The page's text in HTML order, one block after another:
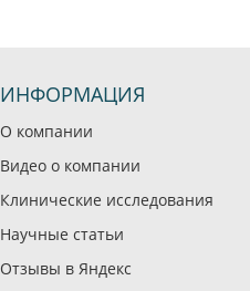
ИНФОРМАЦИЯ
О компании
Видео о компании
Клинические исследования
Научные статьи
Отзывы в Яндекс